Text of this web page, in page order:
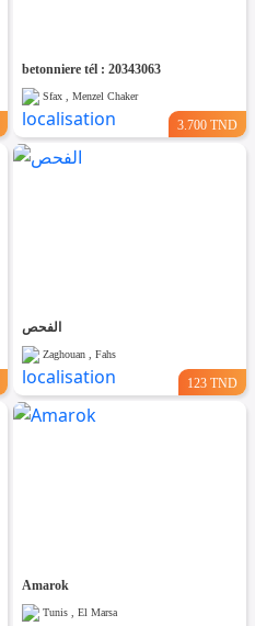
betonniere tél : 20343063
Sfax , Menzel Chaker
3.700 TND
الفحص
Zaghouan , Fahs
123 TND
Amarok
Tunis , El Marsa